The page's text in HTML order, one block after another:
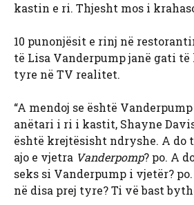
kastin e ri. Thjesht mos i
10 punonjësit e rinj në
të Lisa Vanderpump janë gati të
tyre në TV realitet.
“A mendoj se është
anëtari i ri i kastit, Shayne
është krejtësisht ndryshe. A do
ajo e vjetra Vanderpomp? po. A
seks si Vanderpump i vjetër?
në disa prej tyre? Ti vë bast